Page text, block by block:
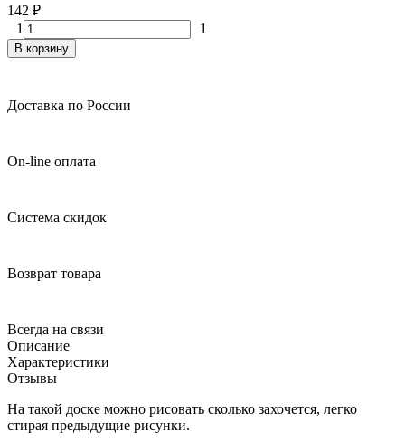
142 ₽
1
1
В корзину
Доставка по России
On-line оплата
Система скидок
Возврат товара
Всегда на связи
Описание
Характеристики
Отзывы
На такой доске можно рисовать сколько захочется, легко
стирая предыдущие рисунки.